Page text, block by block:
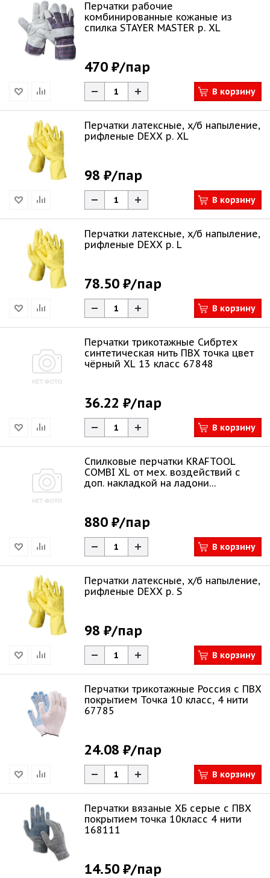
Перчатки рабочие
комбинированные кожаные из
спилка STAYER MASTER р. XL
470 ₽/пар
В корзину
Перчатки латексные, х/б напыление,
рифленые DEXX р. XL
98 ₽/пар
В корзину
Перчатки латексные, х/б напыление,
рифленые DEXX р. L
78.50 ₽/пар
В корзину
Перчатки трикотажные Сибртех
синтетическая нить ПВХ точка цвет
чёрный XL 13 класс 67848
36.22 ₽/пар
В корзину
Спилковые перчатки KRAFTOOL
COMBI XL от мех. воздействий с
доп. накладкой на ладони
880 ₽/пар
В корзину
Перчатки латексные, х/б напыление,
рифленые DEXX р. S
98 ₽/пар
В корзину
Перчатки трикотажные Россия с ПВХ
покрытием Точка 10 класс, 4 нити
67785
24.08 ₽/пар
В корзину
Перчатки вязаные ХБ серые с ПВХ
покрытием точка 10класс 4 нити
168111
14.50 ₽/пар